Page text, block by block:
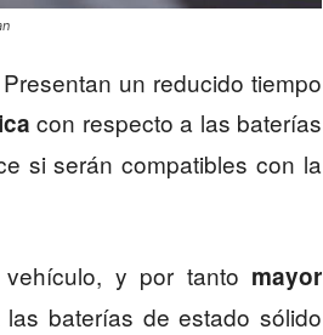
un reducido tiempo
con respecto a las baterías
si serán compatibles con la
y por tanto mayor
baterías de estado sólido